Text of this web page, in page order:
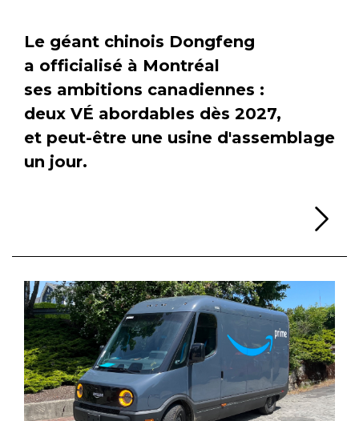
Le géant chinois Dongfeng
a officialisé à Montréal
ses ambitions canadiennes :
deux VÉ abordables dès 2027,
et peut-être une usine d'assemblage
un jour.